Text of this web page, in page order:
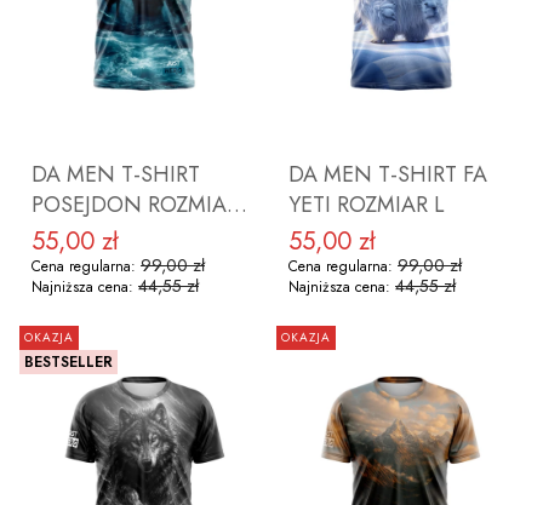
DO KOSZYKA DO KOSZYKA
DA MEN T-SHIRT
POSEJDON ROZMIAR
M
Cena promocyjna
55,00 zł
Cena regularna: 99,00 zł
Najniższa cena: 44,55 zł
DA MEN T-SHIRT FA
YETI ROZMIAR L
Cena promocyjna
55,00 zł
Cena regularna: 99,00 zł
Najniższa cena: 44,55 zł
OKAZJA
BESTSELLER
OKAZJA